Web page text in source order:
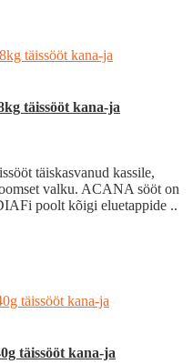
täissööt kana-ja
täiskasvanud kassile,
valku. ACANA sööt on
poolt kõigi eluetappide ..
täissööt kana-ja